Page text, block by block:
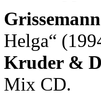
Helga“
Kruder &
Mix CD.